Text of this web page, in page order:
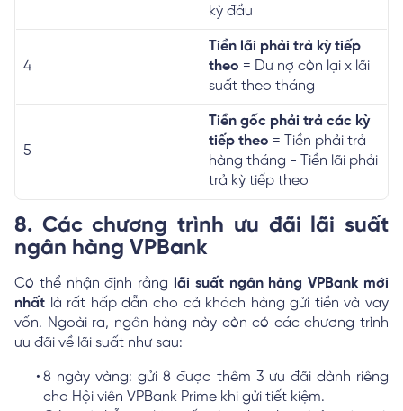
kỳ đầu
4
Tiền lãi phải trả kỳ tiếp
theo = Dư nợ còn lại x lãi
suất theo tháng
5
Tiền gốc phải trả các kỳ
tiếp theo = Tiền phải trả
hàng tháng - Tiền lãi phải
trả kỳ tiếp theo
8. Các chương trình ưu đãi lãi suất
ngân hàng VPBank
Có thể nhận định rằng lãi suất ngân hàng VPBank mới
nhất là rất hấp dẫn cho cả khách hàng gửi tiền và vay
vốn. Ngoài ra, ngân hàng này còn có các chương trình
ưu đãi về lãi suất như sau:
8 ngày vàng: gửi 8 được thêm 3 ưu đãi dành riêng
cho Hội viên VPBank Prime khi gửi tiết kiệm.